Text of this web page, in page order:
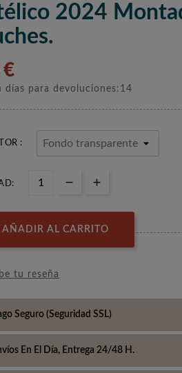
2024
€
días para devoluciones:14
:
AÑADIR AL CARRITO
tu reseña
Seguro (Seguridad SSL)
En El Día, Entrega 24/48 H.